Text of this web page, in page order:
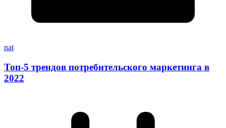
nat
Топ-5 трендов потребительского маркетинга в
2022